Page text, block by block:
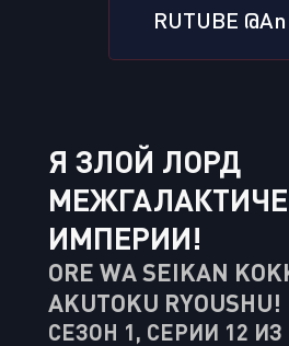
RUTUBE
Я ЗЛОЙ ЛОРД
ИМПЕРИИ!
ORE WA SEIKAN
AKUTOKU RYOUSHU!
СЕЗОН 1, СЕРИИ 12 ИЗ